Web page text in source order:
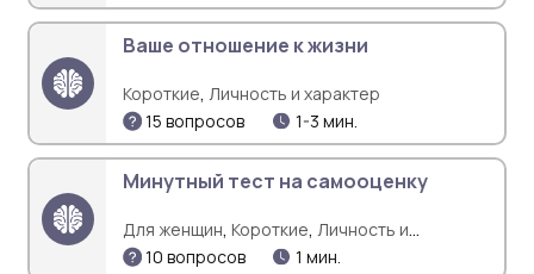
Ваше отношение к жизни
Короткие, Личность и характер
15 вопросов
1-3 мин.
Минутный тест на самооценку
Для женщин, Короткие, Личность и
характер,Психологические проблемы
10 вопросов 1 мин.